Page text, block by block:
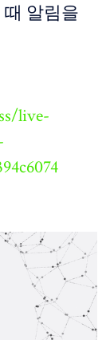
알림을
live-